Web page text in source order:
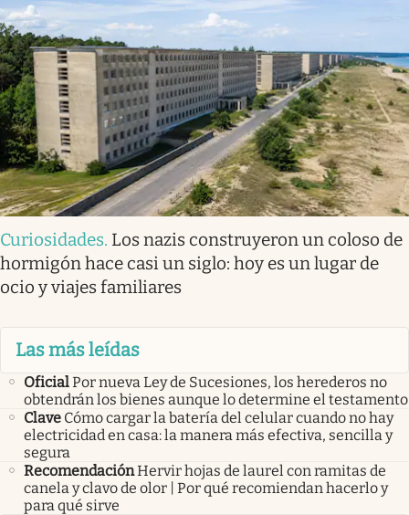
Curiosidades. Los nazis construyeron un coloso de
hormigón hace casi un siglo: hoy es un lugar de
ocio y viajes familiares
Las más leídas
OficialPor nueva Ley de Sucesiones, los herederos no
obtendrán los bienes aunque lo determine el testamento
Clave Cómo cargar la batería del celular cuando no hay
electricidad en casa: la manera más efectiva, sencilla y
segura
RecomendaciónHervir hojas de laurel con ramitas de
canela y clavo de olor | Por qué recomiendan hacerlo y
para qué sirve